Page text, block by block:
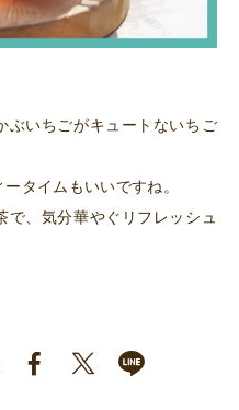
ぶいちごがキュートないちご
タイムもいいですね。
で、気分華やぐリフレッシュ